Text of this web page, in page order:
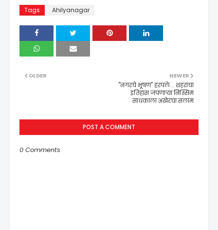
Tags Ahilyanagar
NEWER
"नगरचे भूषण" हरपले... शहराचा
इतिहास जपणाऱ्या निस्सिम
साधकाला अखेरचा सलाम
OLDER
POST A COMMENT
0 Comments